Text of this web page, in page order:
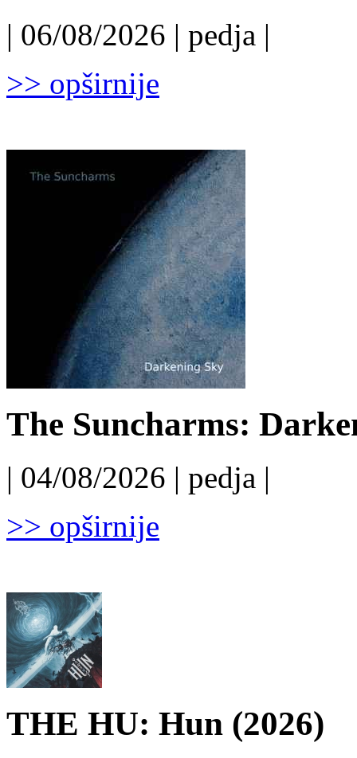
| 06/08/2026 | pedja |
>> opširnije
The Suncharms:
| 04/08/2026 | pedja |
>> opširnije
THE HU: Hun (2026)